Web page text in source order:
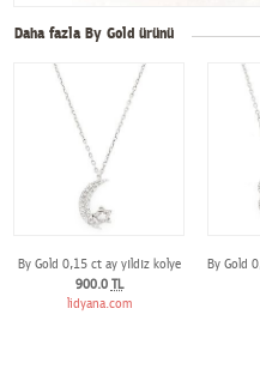
Daha fazla By Gold ürünü
By Gold 0,15 ct ay yıldız kolye
900.0 TL
lidyana.com
By Gold